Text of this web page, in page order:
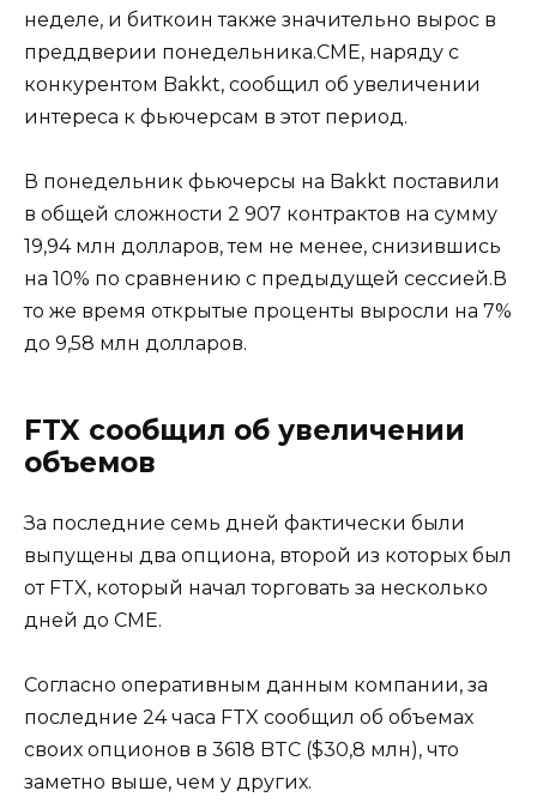
неделе, и биткоин также значительно вырос в
преддверии понедельника.CME, наряду с
конкурентом Bakkt, сообщил об увеличении
интереса к фьючерсам в этот период.
В понедельник фьючерсы на Bakkt поставили
в общей сложности 2 907 контрактов на сумму
19,94 млн долларов, тем не менее, снизившись
на 10% по сравнению с предыдущей сессией.В
то же время открытые проценты выросли на 7%
до 9,58 млн долларов.
FTX сообщил об увеличении
объемов
За последние семь дней фактически были
выпущены два опциона, второй из которых был
от FTX, который начал торговать за несколько
дней до CME.
Согласно оперативным данным компании, за
последние 24 часа FTX сообщил об объемах
своих опционов в 3618 BTC ($30,8 млн), что
заметно выше, чем у других.